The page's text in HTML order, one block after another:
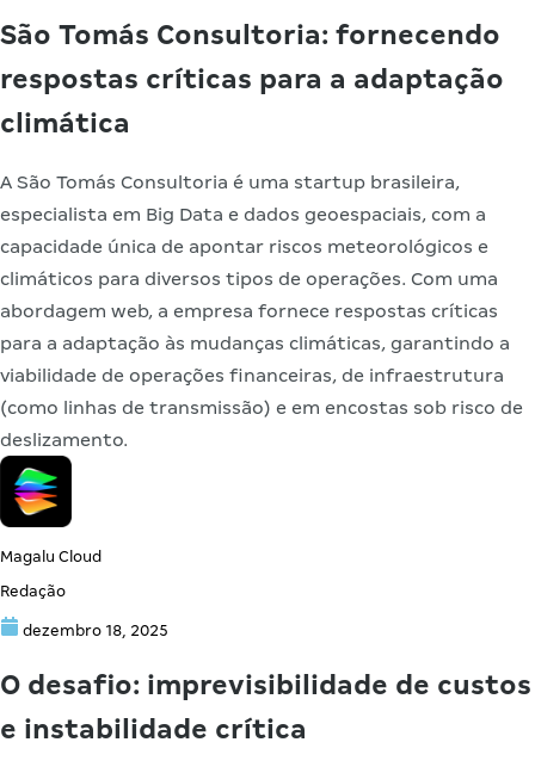
São Tomás Consultoria: fornecendo
respostas críticas para a adaptação
climática
A São Tomás Consultoria é uma startup brasileira,
especialista em Big Data e dados geoespaciais, com a
capacidade única de apontar riscos meteorológicos e
climáticos para diversos tipos de operações. Com uma
abordagem web, a empresa fornece respostas críticas
para a adaptação às mudanças climáticas, garantindo a
viabilidade de operações financeiras, de infraestrutura
(como linhas de transmissão) e em encostas sob risco de
deslizamento.
Magalu Cloud
Redação
dezembro 18, 2025
O desafio: imprevisibilidade de custos
e instabilidade crítica